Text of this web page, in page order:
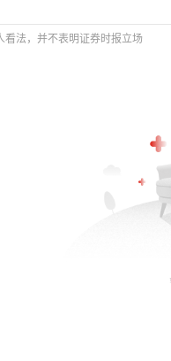
看法，并不表明证券时报立场